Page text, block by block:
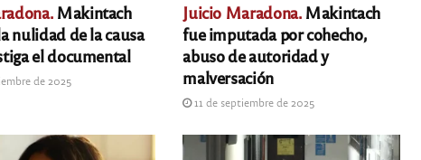
Makintach
nulidad de la causa
el documental
de 2025
Juicio Maradona.Makintach
fue imputada por cohecho,
abuso de autoridad y
malversación
11 de septiembre de 2025